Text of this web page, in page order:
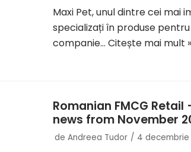
Maxi Pet, unul dintre cei mai
specializați în produse
companie… Citește mai mult »
Romanian FMCG
news from November
de Andreea Tudor 4 decembrie